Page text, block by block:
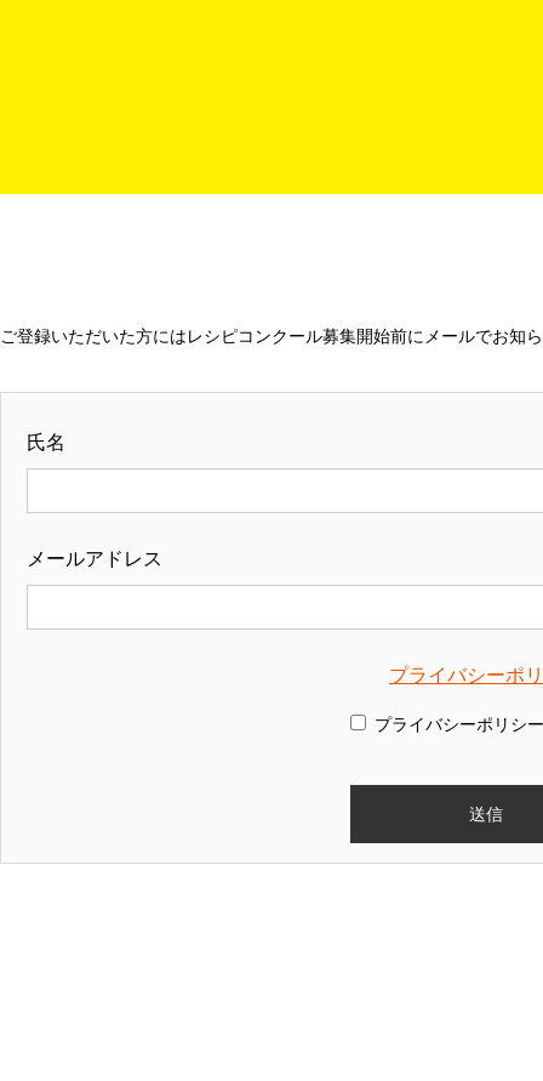
ご登録いただいた方にはレシピコンクール募集開始前にメールでお知
氏名
メールアドレス
プライバシーポ
プライバシーポリシ